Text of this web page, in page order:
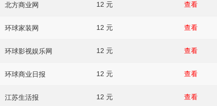
北方商业网 12 元 查看
环球家装网 12 元 查看
环球影视娱乐网 12 元 查看
环球商业日报 12 元 查看
江苏生活报 12 元 查看